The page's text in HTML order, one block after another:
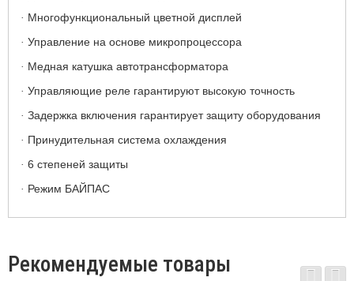
· Многофункциональный цветной дисплей
· Управление на основе микропроцессора
· Медная катушка автотрансформатора
· Управляющие реле гарантируют высокую точность
· Задержка включения гарантирует защиту оборудования
· Принудительная система охлаждения
· 6 степеней защиты
· Режим БАЙПАС
Рекомендуемые товары